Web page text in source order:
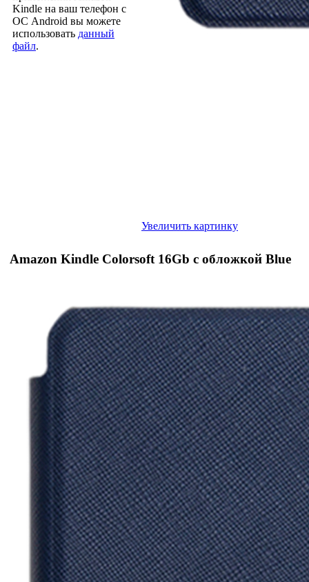
Kindle на ваш телефон с
ОС Android вы можете
использовать данный
файл.
Увеличить картинку
Amazon Kindle Colorsoft 16Gb с обложкой Blue